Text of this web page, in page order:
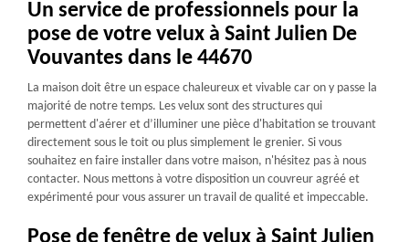
Un service de professionnels pour la
pose de votre velux à Saint Julien De
Vouvantes dans le 44670
La maison doit être un espace chaleureux et vivable car on y passe la
majorité de notre temps. Les velux sont des structures qui
permettent d'aérer et d’illuminer une pièce d'habitation se trouvant
directement sous le toit ou plus simplement le grenier. Si vous
souhaitez en faire installer dans votre maison, n'hésitez pas à nous
contacter. Nous mettons à votre disposition un couvreur agréé et
expérimenté pour vous assurer un travail de qualité et impeccable.
Pose de fenêtre de velux à Saint Julien